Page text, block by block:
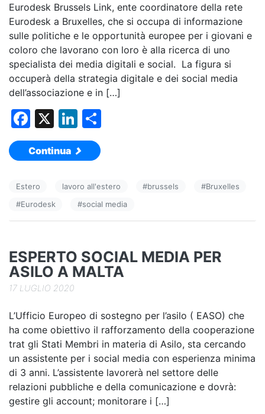
Eurodesk Brussels Link, ente coordinatore della rete
Eurodesk a Bruxelles, che si occupa di informazione
sulle politiche e le opportunità europee per i giovani e
coloro che lavorano con loro è alla ricerca di uno
specialista dei media digitali e social. La figura si
occuperà della strategia digitale e dei social media
dell’associazione e in […]
F
a
c
b
o
k
X
Li
n
k
dI
n
vi
di
Continua
Estero lavoro all'estero #brussels #Bruxelles
#Eurodesk #social media
ESPERTO SOCIAL MEDIA PER
ASILO A MALTA
17 LUGLIO 2020
L’Ufficio Europeo di sostegno per l’asilo ( EASO) che
ha come obiettivo il rafforzamento della cooperazione
trat gli Stati Membri in materia di Asilo, sta cercando
un assistente per i social media con esperienza minima
di 3 anni. L’assistente lavorerà nel settore delle
relazioni pubbliche e della comunicazione e dovrà:
gestire gli account; monitorare i […]